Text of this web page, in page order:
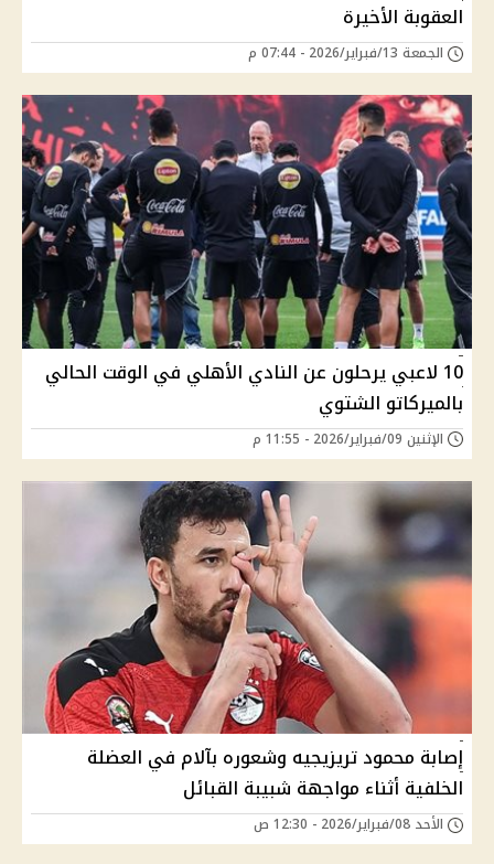
العقوبة الأخيرة
الجمعة 13/فبراير/2026 - 07:44 م
10 لاعبي يرحلون عن النادي الأهلي في الوقت الحالي
بالميركاتو الشتوي
الإثنين 09/فبراير/2026 - 11:55 م
إصابة محمود تريزيجيه وشعوره بآلام في العضلة
الخلفية أثناء مواجهة شبيبة القبائل
الأحد 08/فبراير/2026 - 12:30 ص